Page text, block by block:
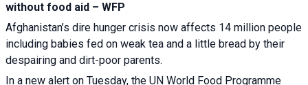
without food aid – WFP
Afghanistan’s dire hunger crisis now affects 14 million people
including babies fed on weak tea and a little bread by their
despairing and dirt-poor parents.
In a new alert on Tuesday, the UN World Food Programme